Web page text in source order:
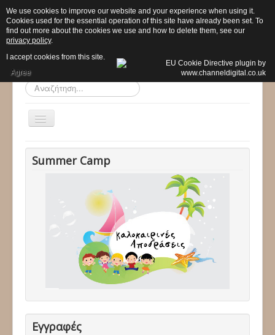
Αναζήτηση...
Εναλλαγή
Αρχική
Προ - Νηπιαγωγείο
Προγράμματα
Δραστηριότητες
Ανακοινώσεις
Summer Camp
Εγγραφές
We use cookies to improve our website and your experience when using it.
Cookies used for the essential operation of this site have already been set. To
find out more about the cookies we use and how to delete them, see our
privacy policy.
I accept cookies from this site.
Agree